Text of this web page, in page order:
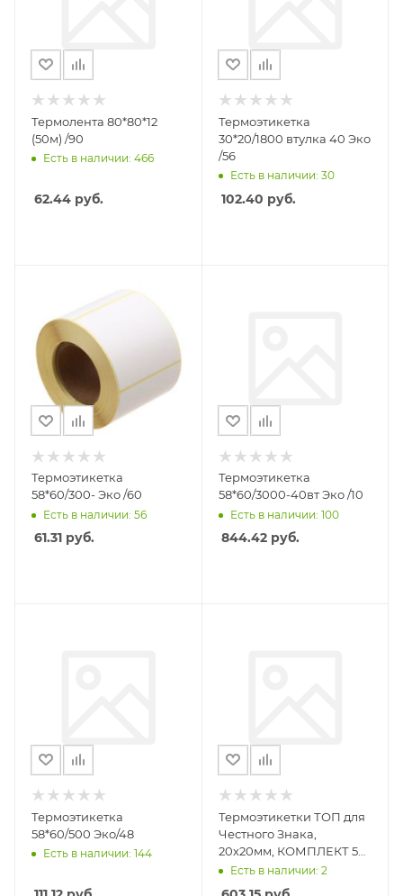
Термолента 80*80*12
(50м) /90
Есть в наличии: 466
62.44 руб.
Термоэтикетка
30*20/1800 втулка 40 Эко
/56
Есть в наличии: 30
102.40 руб.
Термоэтикетка
58*60/300- Эко /60
Есть в наличии: 56
61.31 руб.
Термоэтикетка
58*60/3000-40вт Эко /10
Есть в наличии: 100
844.42руб.
Термоэтикетка
58*60/500 Эко/48
Есть в наличии: 144
Термоэтикетки ТОП для
Честного Знака,
20х20мм, КОМПЛЕКТ 5
рулонов по 2000
Есть в наличии: 2